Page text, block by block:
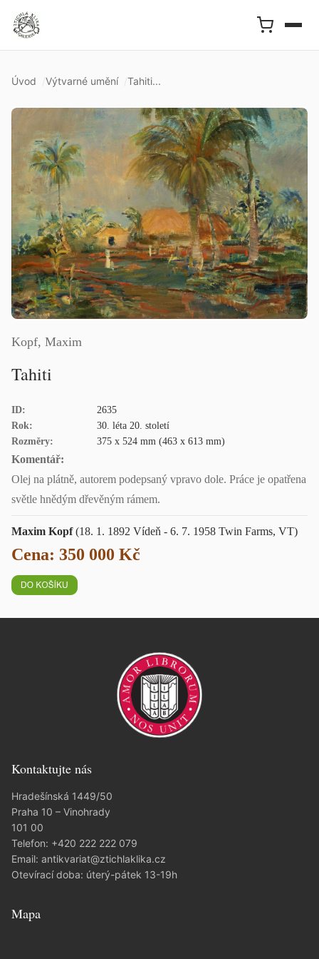
Úvod Výtvarné umění Tahiti...
Kopf, Maxim
Tahiti
ID:
2635
Rok:
30. léta 20. století
Rozměry:
375 x 524 mm (463 x 613 mm)
Komentář:
Olej na plátně, autorem podepsaný vpravo dole. Práce je opatřena
světle hnědým dřevěným rámem.
Maxim Kopf(18. 1. 1892 Vídeň - 6. 7. 1958 Twin Farms, VT)
Cena: 350 000 Kč
Kontaktujte nás
Hradešínská 1449/50
Praha 10 – Vinohrady
101 00
Telefon: +420 222 222 079
Email: antikvariat@ztichlaklika.cz
Otevírací doba: úterý-pátek 13-19h
Mapa